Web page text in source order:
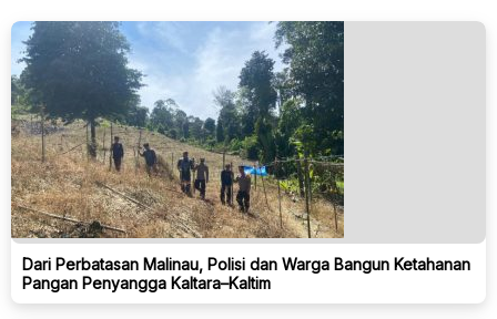
Dari Perbatasan Malinau, Polisi dan Warga Bangun Ketahanan
Pangan Penyangga Kaltara–Kaltim